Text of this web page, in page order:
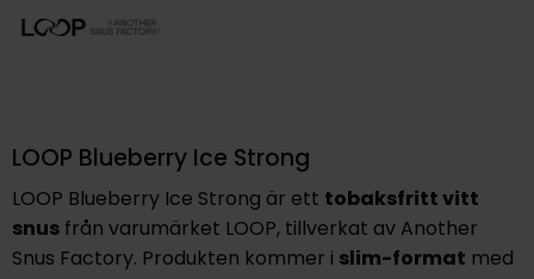
LOOP Blueberry Ice Strong
LOOP Blueberry Ice Strong är ett tobaksfritt vitt
snusfrån varumärket LOOP, tillverkat av Another
Snus Factory. Produkten kommer i slim-format med